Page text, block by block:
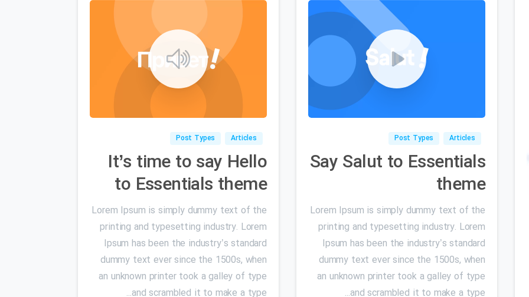
۰
Articles
Post Types
Say Salut to Essentials
theme
Lorem Ipsum is simply dummy text of the
printing and typesetting industry. Lorem
Ipsum has been the industry’s standard
dummy text ever since the 1500s, when
an unknown printer took a galley of type
and scrambled it to make a type...
۰
Articles
Post Types
It’s time to say Hello
to Essentials theme
Lorem Ipsum is simply dummy text of the
printing and typesetting industry. Lorem
Ipsum has been the industry’s standard
dummy text ever since the 1500s, when
an unknown printer took a galley of type
and scrambled it to make a type...